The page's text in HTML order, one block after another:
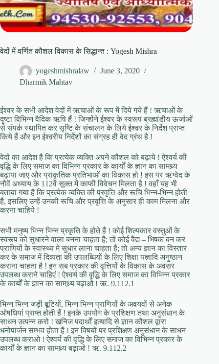
वेदों में वर्णित कौशल विकास के सिद्धान्त : Yogesh Mishra
yogeshmishralaw
June 3, 2020
Dharmik Mahtav
ईश्वर के सभी आदेश वेदों में ऋचाओं के रूप में दिये गये हैं ! ऋचाओं के
दृष्टा विभिन्न वैदिक ऋषि हैं ! जिन्होंने ईश्वर के स्वरूप ब्रह्मांडीय ऊर्जाओं
से संपर्क स्थापित कर सृष्टि के संचालन के लिये ईश्वर के निर्देश प्राप्त
किये हैं और इन ईश्वरीय निर्देशों का संग्रह ही वेद ग्रंथ है !
वेदों का आदेश है कि प्रत्येक व्यक्ति अपने कौशल को बढ़ाये ! ऐश्वर्य की
वृद्धि के लिए समाज का विभिन्न प्रकार के कार्यों के ज्ञान का सामथ्र्य
बढ़ाया जाए और प्राकृतिक प्रतिभाओं का विकास हो ! इस पर ऋग्वेद के
नौवें अध्याय के 112वें सूक्त में काफी विवेचन मिलता है ! वहाँ यह भी
बताया गया है कि प्रत्येक व्यक्ति की प्रवृत्ति और रूचि भिन्न-भिन्न होती
है, इसलिए उन्हें उनकी रूचि और प्रवृत्ति के अनुसार ही काम मिलना और
करना चाहिये !
सभी मनुष्य भिन्न भिन्न प्रकृति के होते हैं ! कोई शिल्पकार वस्तुओं के
स्वरूप को सुधारने वाला बनना चाहता है; तो कोई वैद्य – भिषक बन कर
प्राणियों के स्वास्थ्य मे सुधार लाना चाहता है; तो अन्य ज्ञान का विस्तार
कर के समाज में दिव्यता की उपलब्धियों के लिए शिक्षा यज्ञादि अनुष्ठान
कराना चाहता है ! इन सब प्रकार की वृत्तियों के विकास के अवसर
उपलब्ध कराने चाहिएं ! ऐश्वर्य की वृद्धि के लिए समाज का विभिन्न प्रकार
के कार्यों के ज्ञान का सामथ्र्य बढ़ाओ ! ऋ. 9.112.1
भिन्न भिन्न जड़ी बूटियों, भिन्न भिन्न प्राणियों के अवयवों से अनेक
ओषधियां प्राप्त होती हैं ! इनके उपयोग के प्रशिक्षण तथा अनुसंधान के
साधन उत्पन्न करो ! खनिज पदार्थों इत्यादि से ज्ञान कौशल द्वारा
धनोपार्जन सम्भव होता है ! इन विषयों पर प्रशिक्षण अनुसंधान के साधन
उपलब्ध कराओ ! ऐश्वर्य की वृद्धि के लिए समाज का विभिन्न प्रकार के
कार्यों के ज्ञान का सामथ्र्य बढ़ाओ ! ऋ. 9.112.2